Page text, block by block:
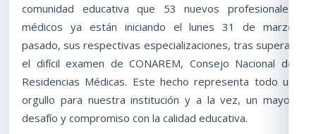
comunidad educativa que 53 nuevos profesionales
médicos ya están iniciando el lunes 31 de marzo
pasado, sus respectivas especializaciones, tras superar
el difícil examen de CONAREM, Consejo Nacional de
Residencias Médicas. Este hecho representa todo un
orgullo para nuestra institución y a la vez, un mayor
desafío y compromiso con la calidad educativa.